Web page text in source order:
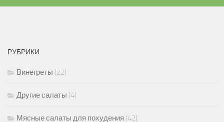
РУБРИКИ
Винегреты (22)
Другие салаты (4)
Мясные салаты для похудения (42)